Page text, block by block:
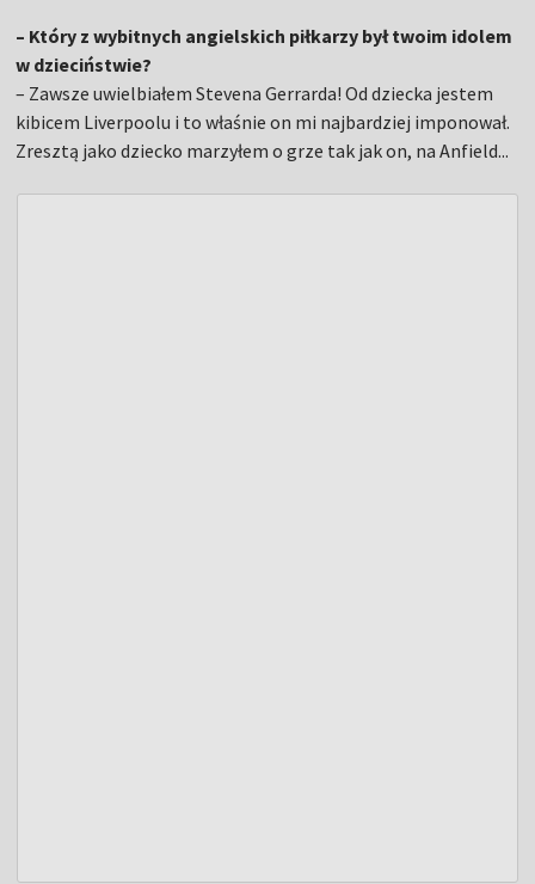
– Który z wybitnych angielskich piłkarzy był twoim idolem
w dzieciństwie?
– Zawsze uwielbiałem Stevena Gerrarda! Od dziecka jestem
kibicem Liverpoolu i to właśnie on mi najbardziej imponował.
Zresztą jako dziecko marzyłem o grze tak jak on, na Anfield...